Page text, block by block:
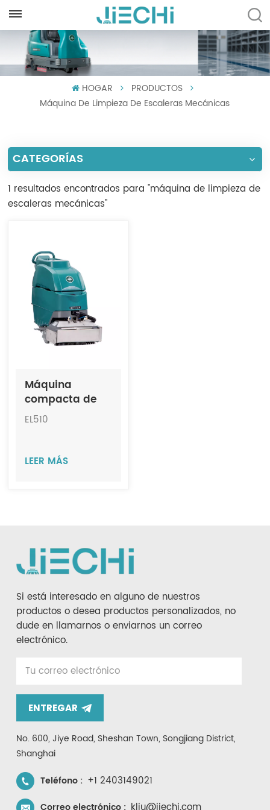
English
Español
Português
العربية
Tiếng Việt
Indonesia
中文
HOGAR
PRODUCTOS
Máquina De Limpieza De Escaleras Mecánicas
CATEGORÍAS
1 resultados encontrados para "máquina de limpieza de
escaleras mecánicas"
Máquina
compacta de
limpieza de
seco y húmedo
EL510
LEER MÁS
Si está interesado en alguno de nuestros
productos o desea productos personalizados, no
dude en llamarnos o enviarnos un correo
electrónico.
ENTREGAR
No. 600, Jiye Road, Sheshan Town, Songjiang District,
Shanghai
Teléfono : +1 2403149021
Correo electrónico :